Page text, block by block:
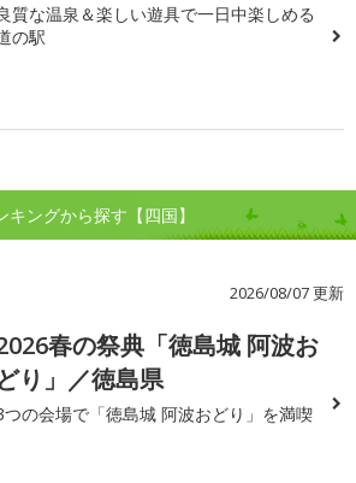
質な温泉＆楽しい遊具で一日中楽しめる
の駅
ングから探す【四国】
2026/08/07 更新
春の祭典「徳島城 阿波お
どり」／徳島県
つの会場で「徳島城 阿波おどり」を満喫